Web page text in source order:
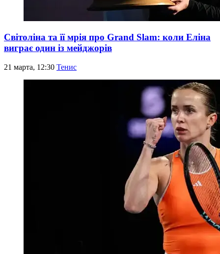
Світоліна та її мрія про Grand Slam: коли Еліна
виграє один із мейджорів
21 марта, 12:30 Тенис